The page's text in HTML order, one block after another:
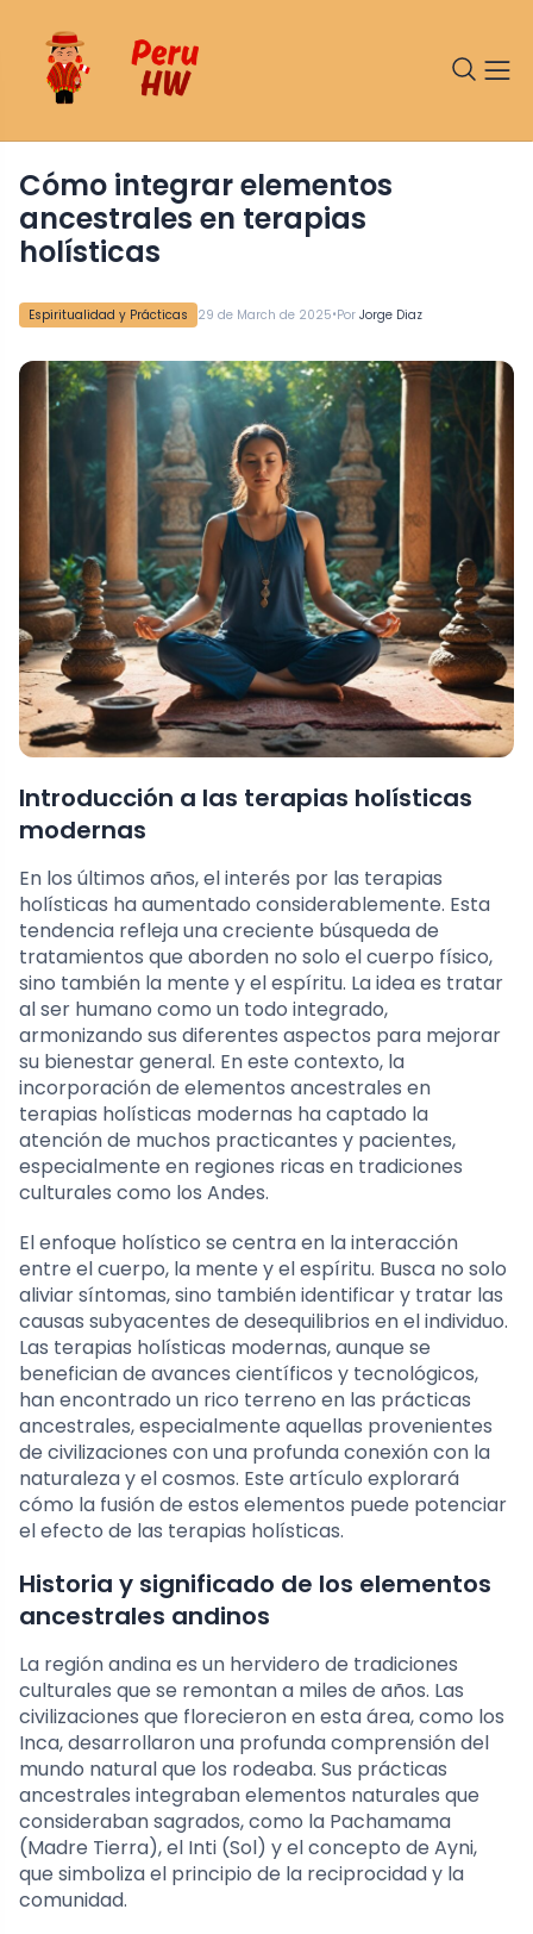
Espiritualidad y Prácticas 29 de March de 2025•Por Jorge Diaz
Cómo integrar elementos
ancestrales en terapias
holísticas
Introducción a las terapias holísticas
modernas
En los últimos años, el interés por las terapias
holísticas ha aumentado considerablemente. Esta
tendencia refleja una creciente búsqueda de
tratamientos que aborden no solo el cuerpo físico,
sino también la mente y el espíritu. La idea es tratar
al ser humano como un todo integrado,
armonizando sus diferentes aspectos para mejorar
su bienestar general. En este contexto, la
incorporación de elementos ancestrales en
terapias holísticas modernas ha captado la
atención de muchos practicantes y pacientes,
especialmente en regiones ricas en tradiciones
culturales como los Andes.
El enfoque holístico se centra en la interacción
entre el cuerpo, la mente y el espíritu. Busca no solo
aliviar síntomas, sino también identificar y tratar las
causas subyacentes de desequilibrios en el individuo.
Las terapias holísticas modernas, aunque se
benefician de avances científicos y tecnológicos,
han encontrado un rico terreno en las prácticas
ancestrales, especialmente aquellas provenientes
de civilizaciones con una profunda conexión con la
naturaleza y el cosmos. Este artículo explorará
cómo la fusión de estos elementos puede potenciar
el efecto de las terapias holísticas.
Historia y significado de los elementos
ancestrales andinos
La región andina es un hervidero de tradiciones
culturales que se remontan a miles de años. Las
civilizaciones que florecieron en esta área, como los
Inca, desarrollaron una profunda comprensión del
mundo natural que los rodeaba. Sus prácticas
ancestrales integraban elementos naturales que
consideraban sagrados, como la Pachamama
(Madre Tierra), el Inti (Sol) y el concepto de Ayni,
que simboliza el principio de la reciprocidad y la
comunidad.